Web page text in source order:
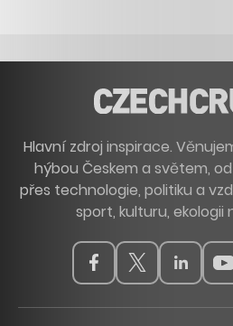
Hlavní zdroj inspirace.
hýbou Českem a světem,
přes technologie, politiku a
sport, kulturu, ekologii